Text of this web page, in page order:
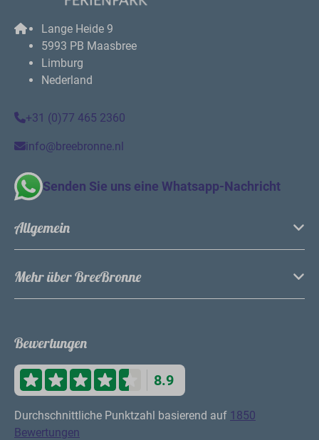
Lange Heide 9
5993 PB Maasbree
Limburg
Nederland
+31 (0)77 465 2360
info@breebronne.nl
Senden Sie uns eine Whatsapp-Nachricht
Allgemein
Mehr über BreeBronne
Bewertungen
8.9
Durchschnittliche Punktzahl basierend auf 1850
Bewertungen